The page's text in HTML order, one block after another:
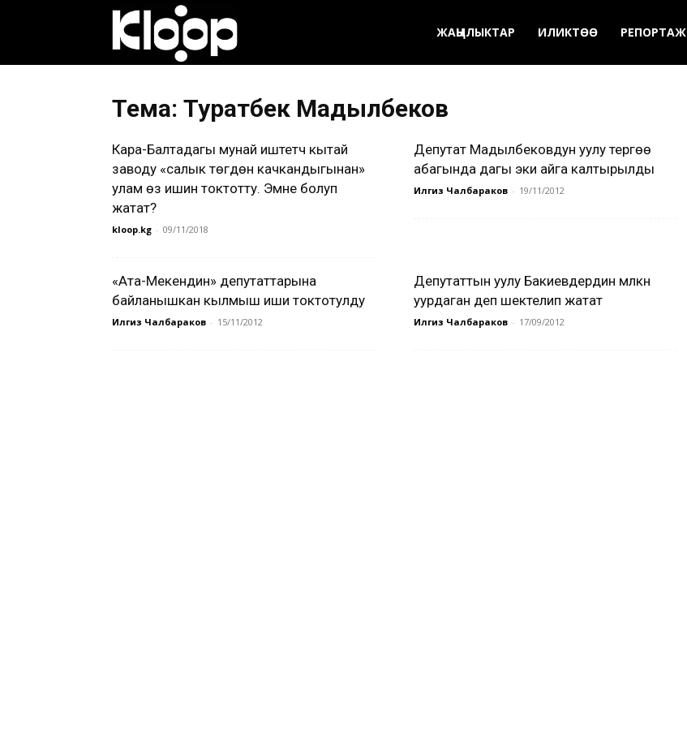
кыргызча
жаңылыктары
ЖАҢЫЛЫКТАР ИЛИКТӨӨ РЕПОРТАЖ
Тема: Туратбек Мадылбеков
Кара-Балтадагы мунай иштетүүчү кытай
заводу «салык төгүүдөн качкандыгынан»
улам өз ишин токтотту. Эмне болуп
жатат?
kloop.kg - 09/11/2018
Депутат Мадылбековдун уулу тергөө
абагында дагы эки айга калтырылды
Илгиз Чалбараков - 19/11/2012
«Ата-Мекендин» депутаттарына
байланышкан кылмыш иши токтотулду
Илгиз Чалбараков - 15/11/2012
Депутаттын уулу Бакиевдердин мүлкүн
уурдаган деп шектелип жатат
Илгиз Чалбараков - 17/09/2012